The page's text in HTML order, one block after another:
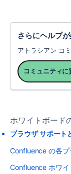
さらにヘルプ
アトラシアン コ
コミュニティに
ホワイトボード
ブラウザ サポート
Confluence の各
Confluence ホワ